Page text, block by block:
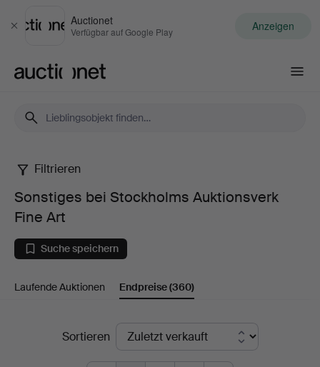
Schließen
Auctionet
Verfügbar auf Google Play Anzeigen
Sonstiges
bei
Stockholms
Auktionsverk
Filtrieren
Sonstiges bei Stockholms Auktionsverk
Fine Art
Suche speichern
Laufende Auktionen Endpreise(360)
EndpreiseSortieren